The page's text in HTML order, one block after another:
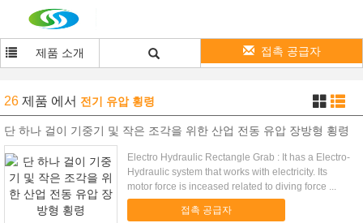
제품 소개 접촉 공급자
26 제품 에서 전기 유압 횡령
단 하나 걸이 기중기 및 작은 조각을 위한 산업 전동 유압 장방형 횡령
Electro Hydraulic Rectangle Grab : It has a Electro-
Hydraulic system that works with electricity. Its
motor force is inceased related to diving force ...
접촉 공급자